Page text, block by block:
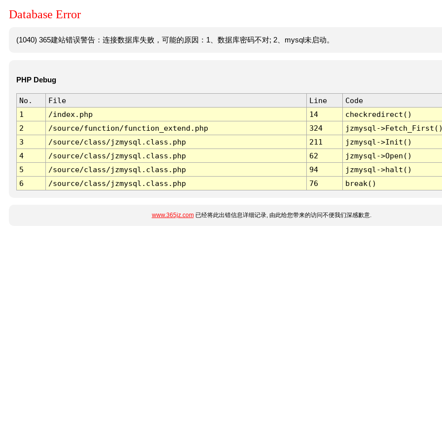
Database Error
(1040) 365建站错误警告：连接数据库失败，可能的原因：1、数据库密码不对; 2、mysql未启动。
PHP Debug
No. File Line
Code
1
/index.php 14
checkredirect()
2
/source/function/function_extend.php 324
jzmysql-
3
/source/class/jzmysql.class.php 211
jzmysql->Init()
4
/source/class/jzmysql.class.php 62
jzmysql->Open()
5
/source/class/jzmysql.class.php 94
jzmysql->halt()
6
/source/class/jzmysql.class.php 76 break()
www.365jz.com已经将此出错信息详细记录, 由此给您带来的访问不便我们深感歉意.